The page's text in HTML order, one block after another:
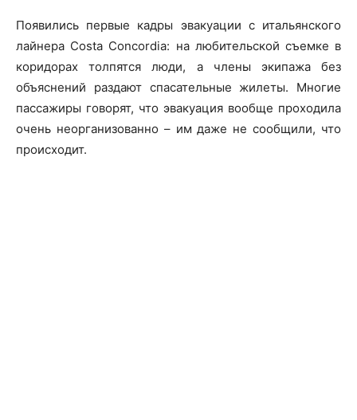
Появились первые кадры эвакуации с итальянского
лайнера Costa Concordia: на любительской съемке в
коридорах толпятся люди, а члены экипажа без
объяснений раздают спасательные жилеты. Многие
пассажиры говорят, что эвакуация вообще проходила
очень неорганизованно – им даже не сообщили, что
происходит.